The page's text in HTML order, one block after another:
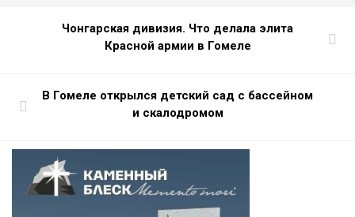
Чонгарская дивизия. Что делала элита
Красной армии в Гомеле
В Гомеле открылся детский сад с бассейном
и скалодромом